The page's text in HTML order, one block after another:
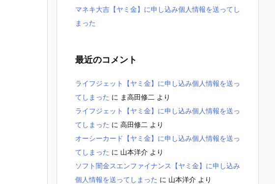
マネキ大吉【ヤミ金】に申し込み個人情報を送ってし
まった
最近のコメント
ライフジェット【ヤミ金】に申し込み個人情報を送っ
てしまった に ま高田修二 より
ライフジェット【ヤミ金】に申し込み個人情報を送っ
てしまった に 高田修二 より
オーシーカード【ヤミ金】に申し込み個人情報を送っ
てしまった に 山本洋介 より
ソフト闇金スエンファイナンス【ヤミ金】に申し込み
個人情報を送ってしまった に 山本洋介 より